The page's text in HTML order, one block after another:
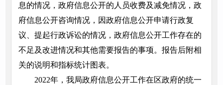
息的情况，政府信息公开的人员收费及减免情况，政
府信息公开咨询情况，因政府信息公开申请行政复
议、提起行政诉讼的情况，政府信息公开工作存在的
不足及改进情况和其他需要报告的事项。报告后附相
关的说明和指标统计图表。
2022年，我局政府信息公开工作在区政府的统一